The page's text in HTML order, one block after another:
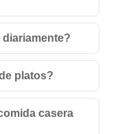
platos?
casera